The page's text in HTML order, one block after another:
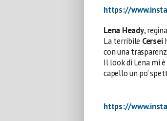
https://
Lena Heady,
La terribile Cersei
con una
Il look di Lena mi
capello un po’
https://